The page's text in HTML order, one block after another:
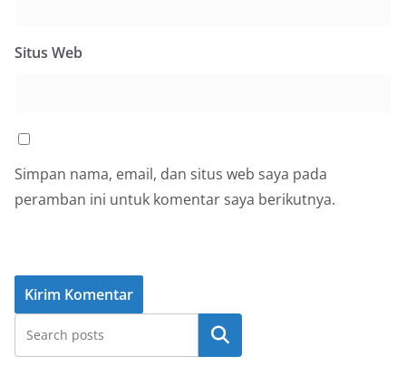
Situs Web
Simpan nama, email, dan situs web saya pada
peramban ini untuk komentar saya berikutnya.
Cari